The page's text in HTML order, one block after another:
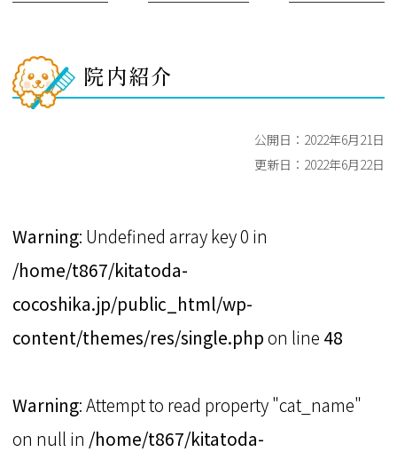
院内紹介
公開日： 2022年6月21日
更新日： 2022年6月22日
Warning: Undefined array key 0 in
/home/t867/kitatoda-
cocoshika.jp/public_html/wp-
content/themes/res/single.phpon line 48
Warning: Attempt to read property "cat_name"
on null in /home/t867/kitatoda-